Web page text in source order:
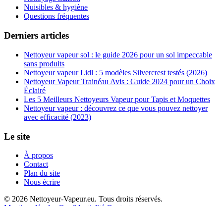
Nuisibles & hygiène
Questions fréquentes
Derniers articles
Nettoyeur vapeur sol : le guide 2026 pour un sol impeccable
sans produits
Nettoyeur vapeur Lidl : 5 modèles Silvercrest testés (2026)
Nettoyeur Vapeur Trainéau Avis : Guide 2024 pour un Choix
Éclairé
Les 5 Meilleurs Nettoyeurs Vapeur pour Tapis et Moquettes
Nettoyeur vapeur : découvrez ce que vous pouvez nettoyer
avec efficacité (2023)
Le site
À propos
Contact
Plan du site
Nous écrire
© 2026 Nettoyeur-Vapeur.eu. Tous droits réservés.